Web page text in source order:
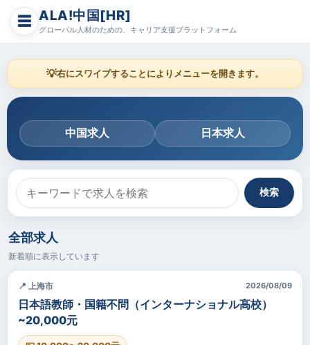
☰ ALA!中国[HR]
グローバル人材のための、キャリア支援プラットフォーム
💡右にスワイプすることによりメニューを開きます。
中国求人 日本求人
検索
全部求人
新着順に表示しています
📍 上海市 2026/08/09
日本語教師・国籍不問（インターナショナル高校）
~20,000元